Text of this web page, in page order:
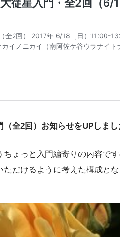
全2回）お知らせをUPしまし
ょっと入門編寄りの内容で
だけるように考えた構成と